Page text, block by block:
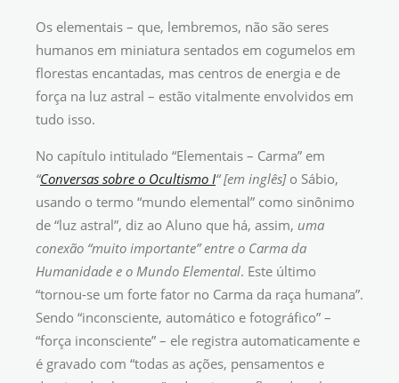
Os elementais – que, lembremos, não são seres
humanos em miniatura sentados em cogumelos em
florestas encantadas, mas centros de energia e de
força na luz astral – estão vitalmente envolvidos em
tudo isso.
No capítulo intitulado “Elementais – Carma” em
“Conversas sobre o Ocultismo I“ [em inglês] o Sábio,
usando o termo “mundo elemental” como sinônimo
de “luz astral”, diz ao Aluno que há, assim, uma
conexão “muito importante” entre o Carma da
Humanidade e o Mundo Elemental. Este último
“tornou-se um forte fator no Carma da raça humana”.
Sendo “inconsciente, automático e fotográfico” –
“força inconsciente” – ele registra automaticamente e
é gravado com “todas as ações, pensamentos e